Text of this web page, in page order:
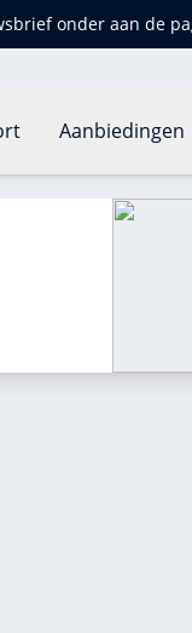
onder aan de
Aanbiedingen